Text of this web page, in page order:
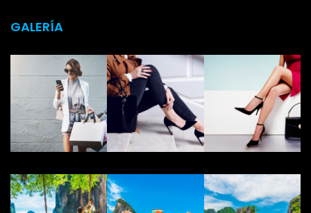
GALERÍA